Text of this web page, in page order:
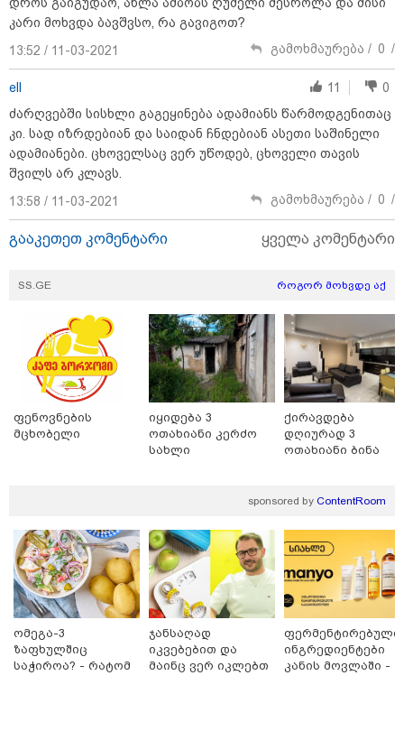
თბილისი - ანტალია 826.90
ლარიდან
თბილისი - ჰერაკლიონი 2603.10
თბილისი - ბუდაპეშტი 725.30
ლარიდან
თბილისი - რომი 1316.70 ლარიდან
მნიშვნელოვანი ინფორმაცია
დროს გაიგუდაო, ახლა ამბობს ღუმელი მესროლა და მისი
კარი მოხვდა ბავშვსო, რა გავიგოთ?
13:52 / 11-03-2021
გამოხმაურება / 0 /
ell 11
0
ძარღვებში სისხლი გაგეყინება ადამიანს წარმოდგენითაც
კი. სად იზრდებიან და საიდან ჩნდებიან ასეთი საშინელი
ადამიანები. ცხოველსაც ვერ უწოდებ, ცხოველი თავის
შვილს არ კლავს.
13:58 / 11-03-2021
გამოხმაურება / 0 /
გააკეთეთ კომენტარი ყველა კომენტარი
SS.GE როგორ მოხვდე აქ
ფენოვნების
მცხობელი
იყიდება 3
ოთახიანი კერძო
სახლი
ქირავდება
დღიურად 3
ოთახიანი ბინა
sponsored by ContentRoom
ომეგა-3
ზაფხულშიც
საჭიროა? - რატომ
ჯანსაღად
იკვებებით და
მაინც ვერ იკლებთ
ფერმენტირებული
ინგრედიენტები
კანის მოვლაში -